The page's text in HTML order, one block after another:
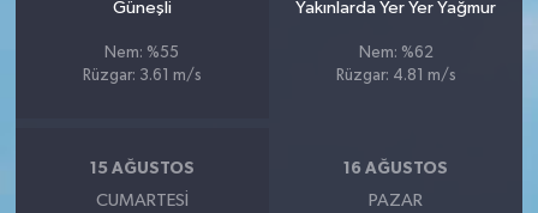
Güneşli
Nem: %55
Rüzgar: 3.61 m/s
Yakınlarda Yer Yer Yağmur
Nem: %62
Rüzgar: 4.81 m/s
15 AĞUSTOS
CUMARTESI
16 AĞUSTOS
PAZAR